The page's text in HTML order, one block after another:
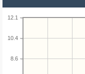
8.6
10.4
12.1